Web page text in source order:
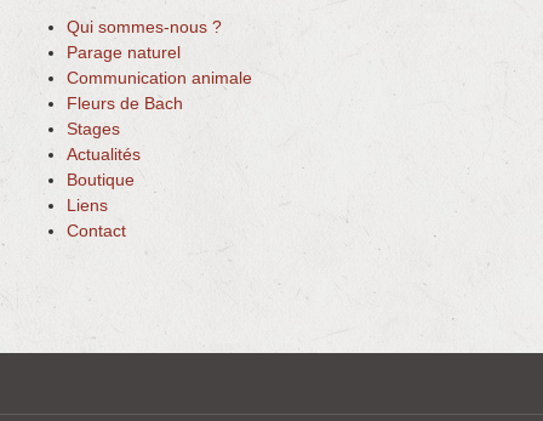
Qui sommes-nous ?
Parage naturel
Communication animale
Fleurs de Bach
Stages
Actualités
Boutique
Liens
Contact